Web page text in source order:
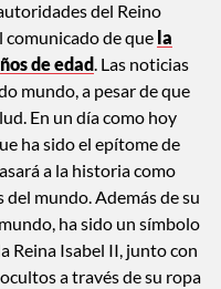
del Reino
comunicado de que la
de edad. Las noticias
mundo, a pesar de que
En un día como hoy
ha sido el epítome de
a la historia como
mundo. Además de su
ha sido un símbolo
Reina Isabel II, junto con
a través de su ropa